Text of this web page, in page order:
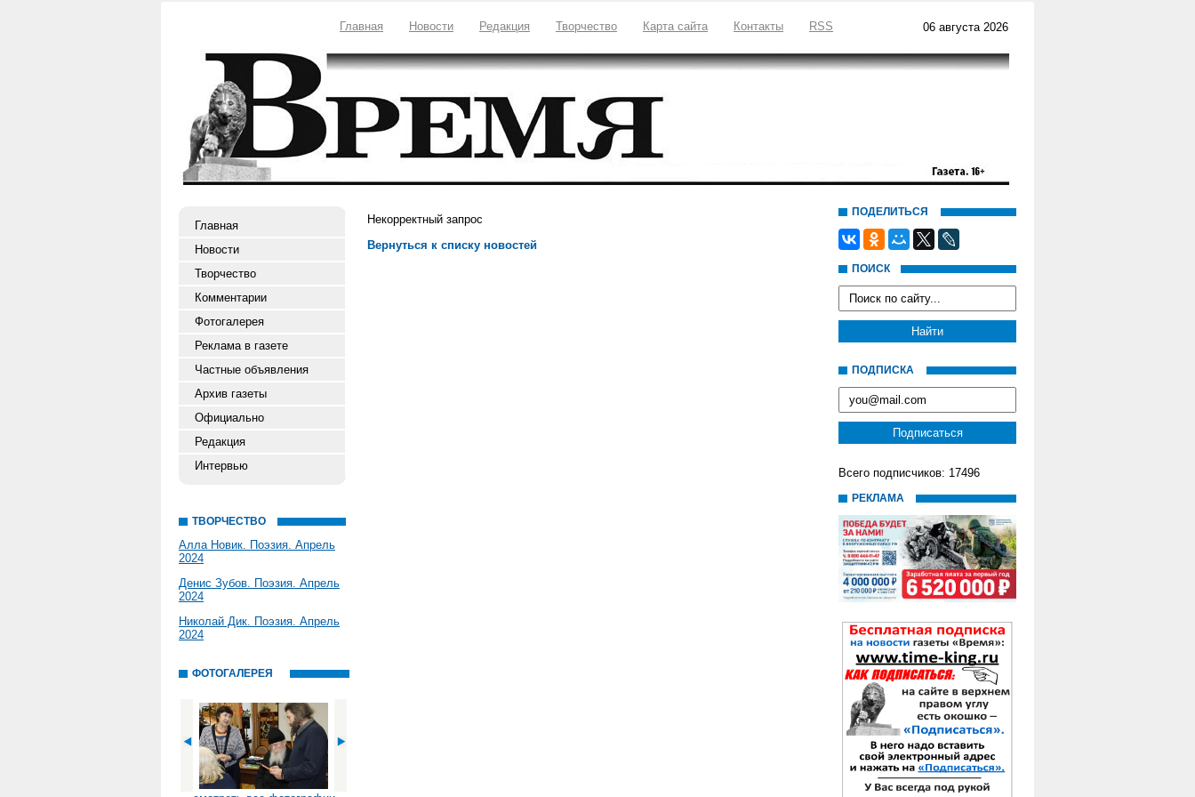
Главная Новости Редакция Творчество Карта сайта Контакты RSS 06 августа 2026
Главная
Новости
Творчество
Комментарии
Фотогалерея
Реклама в газете
Частные объявления
Архив газеты
Официально
Редакция
Интервью
ТВОРЧЕСТВО
Алла Новик. Поэзия. Апрель
2024
Денис Зубов. Поэзия. Апрель
2024
Николай Дик. Поэзия. Апрель
2024
ФОТОГАЛЕРЕЯ
Некорректный запрос
Вернуться к списку новостей
ПОДЕЛИТЬСЯ
ПОИСК
ПОДПИСКА
Всего подписчиков: 17496
РЕКЛАМА